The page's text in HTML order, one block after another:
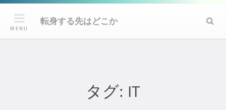
転身する先はどこか
MENU
タグ: IT